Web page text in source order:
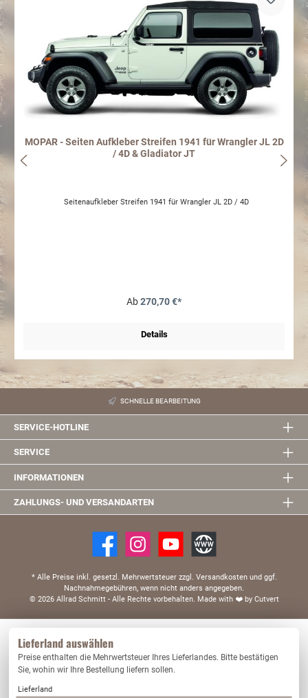
MOPAR - Seiten Aufkleber Streifen 1941 für Wrangler JL 2D
/ 4D & Gladiator JT
Seitenaufkleber Streifen 1941 für Wrangler JL 2D / 4D
Ab270,70 €*
Details
SCHNELLE BEARBEITUNG
SERVICE-HOTLINE
SERVICE
INFORMATIONEN
ZAHLUNGS- UND VERSANDARTEN
* Alle Preise inkl. gesetzl. Mehrwertsteuer zzgl. Versandkosten und ggf.
Nachnahmegebühren, wenn nicht anders angegeben.
© 2026 Allrad Schmitt - Alle Rechte vorbehalten. Made with ❤️by Cutvert
Lieferland auswählen
Preise enthalten die Mehrwertsteuer Ihres Lieferlandes. Bitte bestätigen
Sie, wohin wir Ihre Bestellung liefern sollen.
Lieferland
Nur technisch notwendige Konfigurieren